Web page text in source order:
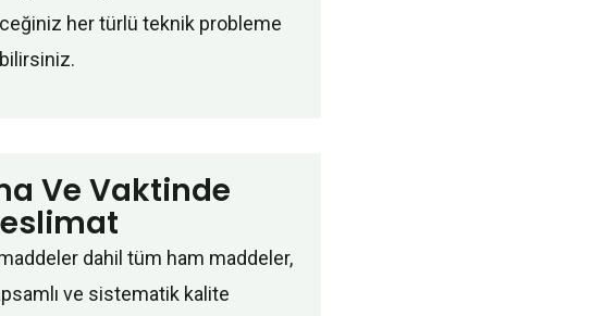
her türlü teknik probleme
Ve Vaktinde
dahil tüm ham maddeler,
ve sistematik kalite